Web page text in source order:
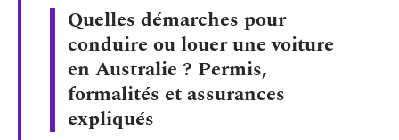
Quelles démarches pour
conduire ou louer une voiture
en Australie ? Permis,
formalités et assurances
expliqués